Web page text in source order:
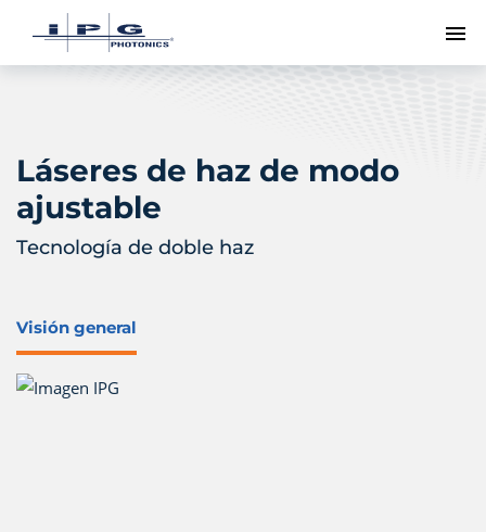
Láseres de haz de modo
ajustable
Tecnología de doble haz
Visión general